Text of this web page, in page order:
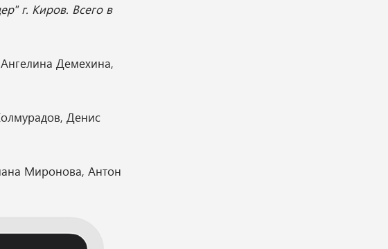
г. Киров. Всего в
Демехина,
Денис
Миронова, Антон